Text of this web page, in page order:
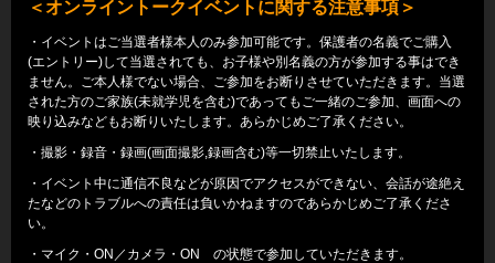
＜オンライントークイベントに関する注意事項＞
・イベントはご当選者様本人のみ参加可能です。保護者の名義でご購入
(エントリー)して当選されても、お子様や別名義の方が参加する事はでき
ません。ご本人様でない場合、ご参加をお断りさせていただきます。当選
された方のご家族(未就学児を含む)であってもご一緒のご参加、画面への
映り込みなどもお断りいたします。あらかじめご了承ください。
・撮影・録音・録画(画面撮影,録画含む)等一切禁止いたします。
・イベント中に通信不良などが原因でアクセスができない、会話が途絶え
たなどのトラブルへの責任は負いかねますのであらかじめご了承くださ
い。
・マイク・ON／カメラ・ON の状態で参加していただきます。